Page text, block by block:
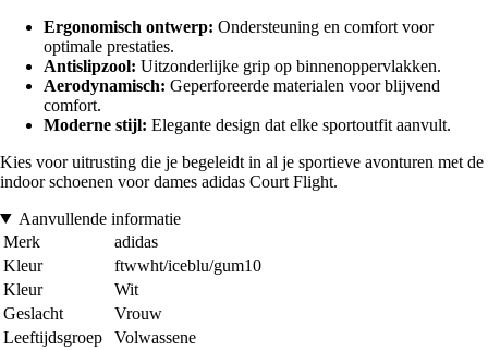
Ergonomisch ontwerp: Ondersteuning en comfort voor
optimale prestaties.
Antislipzool: Uitzonderlijke grip op binnenoppervlakken.
Aerodynamisch: Geperforeerde materialen voor blijvend
comfort.
Moderne stijl: Elegante design dat elke sportoutfit aanvult.
Kies voor uitrusting die je begeleidt in al je sportieve avonturen met de
indoor schoenen voor dames adidas Court Flight.
Aanvullende informatie
Merk
adidas
Kleur
ftwwht/iceblu/gum10
Kleur
Wit
Geslacht
Vrouw
Leeftijdsgroep
Volwassene